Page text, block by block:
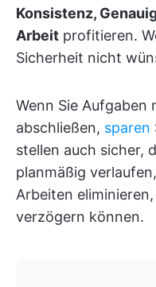
Konsistenz,
Arbeit profitieren.
Sicherheit nicht
Wenn Sie
abschließen, sparen
stellen auch sicher,
planmäßig
Arbeiten
verzögern können.